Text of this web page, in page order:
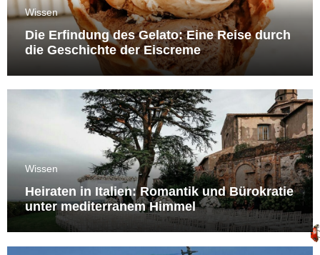
Wissen
Die Erfindung des Gelato: Eine Reise durch
die Geschichte der Eiscreme
Wissen
Heiraten in Italien: Romantik und Bürokratie
unter mediterranem Himmel